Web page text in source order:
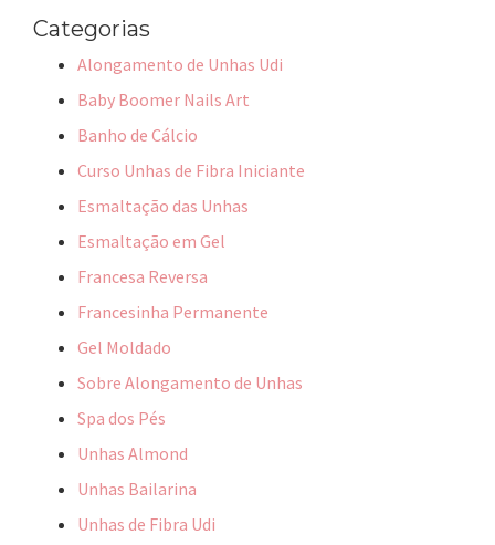
Categorias
Alongamento de Unhas Udi
Baby Boomer Nails Art
Banho de Cálcio
Curso Unhas de Fibra Iniciante
Esmaltação das Unhas
Esmaltação em Gel
Francesa Reversa
Francesinha Permanente
Gel Moldado
Sobre Alongamento de Unhas
Spa dos Pés
Unhas Almond
Unhas Bailarina
Unhas de Fibra Udi